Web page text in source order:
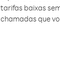
tarifas baixas
chamadas que